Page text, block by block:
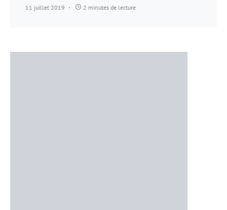
11 juillet 2019 2 minutes de lecture